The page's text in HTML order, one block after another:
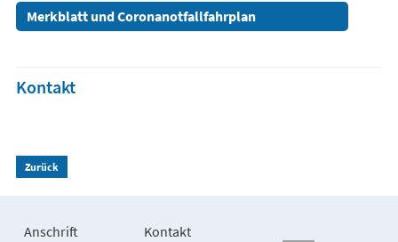
Merkblatt und Coronanotfallfahrplan
Kontakt
Zurück
Anschrift Kontakt